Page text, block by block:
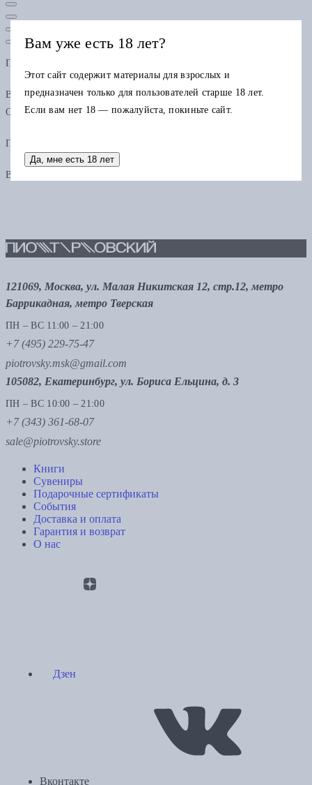
Подарочная карта
В одном заказе можно применить только одну подарочную карту.
Остаток по карте можно использовать в других заказах.
Промокод
В одном заказе можно применить только один промокод
121069, Москва, ул. Малая Никитская 12, стр.12, метро
Баррикадная, метро Тверская
ПН – ВС 11:00 – 21:00
+7 (495) 229-75-47
piotrovsky.msk@gmail.com
105082, Екатеринбург, ул. Бориса Ельцина, д. 3
ПН – ВС 10:00 – 21:00
+7 (343) 361-68-07
sale@piotrovsky.store
Книги
Сувениры
Подарочные сертификаты
События
Доставка и оплата
Гарантия и возврат
О нас
Дзен
Вконтакте
Вам уже есть 18 лет?
Этот сайт содержит материалы для взрослых и
предназначен только для пользователей старше 18 лет.
Если вам нет 18 — пожалуйста, покиньте сайт.
Да, мне есть 18 лет